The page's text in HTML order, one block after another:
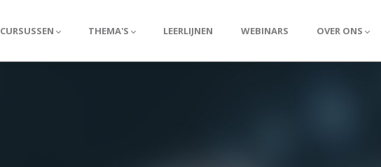
CURSUSSEN THEMA'S LEERLIJNEN WEBINARS OVER ONS